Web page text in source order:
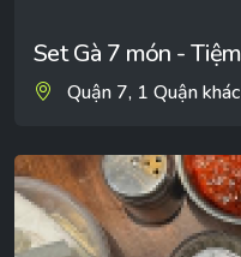
Set Gà 7 món -
Quận 7, 1 Quận khác